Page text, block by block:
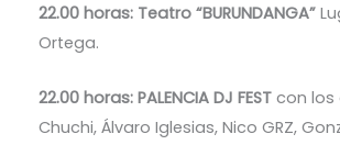
22.00 horas: Teatro “BURUNDANGA”
Ortega.
22.00 horas: PALENCIA DJ FESTcon los
Chuchi, Álvaro Iglesias, Nico GRZ,